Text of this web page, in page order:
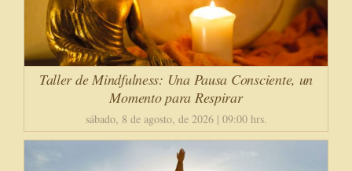
Taller de Mindfulness: Una Pausa Consciente, un
Momento para Respirar
sábado, 8 de agosto, de 2026 | 09:00 hrs.